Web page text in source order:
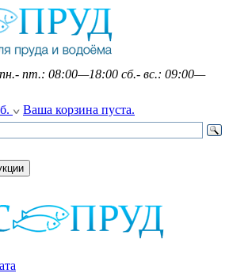
пн.- пт.: 08:00—18:00 сб.- вс.: 09:00—
Ваша корзина пуста.